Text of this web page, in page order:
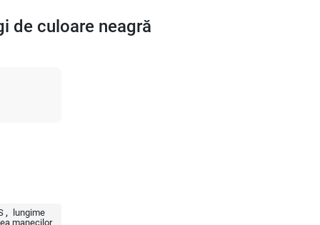
de culoare neagră
lungime
manecilor